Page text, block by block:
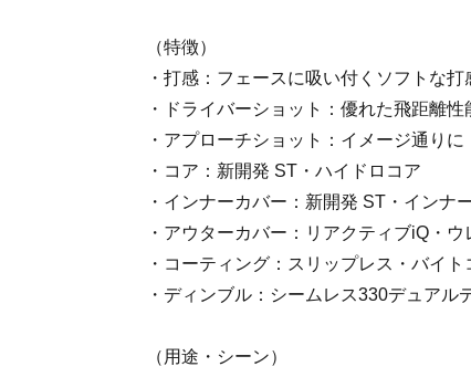
（特徴）
・打感：フェースに吸い付くソフトな打
・ドライバーショット：優れた飛距離性
・アプローチショット：イメージ通り
・コア：新開発 ST・ハイドロコア
・インナーカバー：新開発 ST・インナ
・アウターカバー：リアクティブiQ・
・コーティング：スリップレス・バイ
・ディンブル：シームレス330デュアル
（用途・シーン）